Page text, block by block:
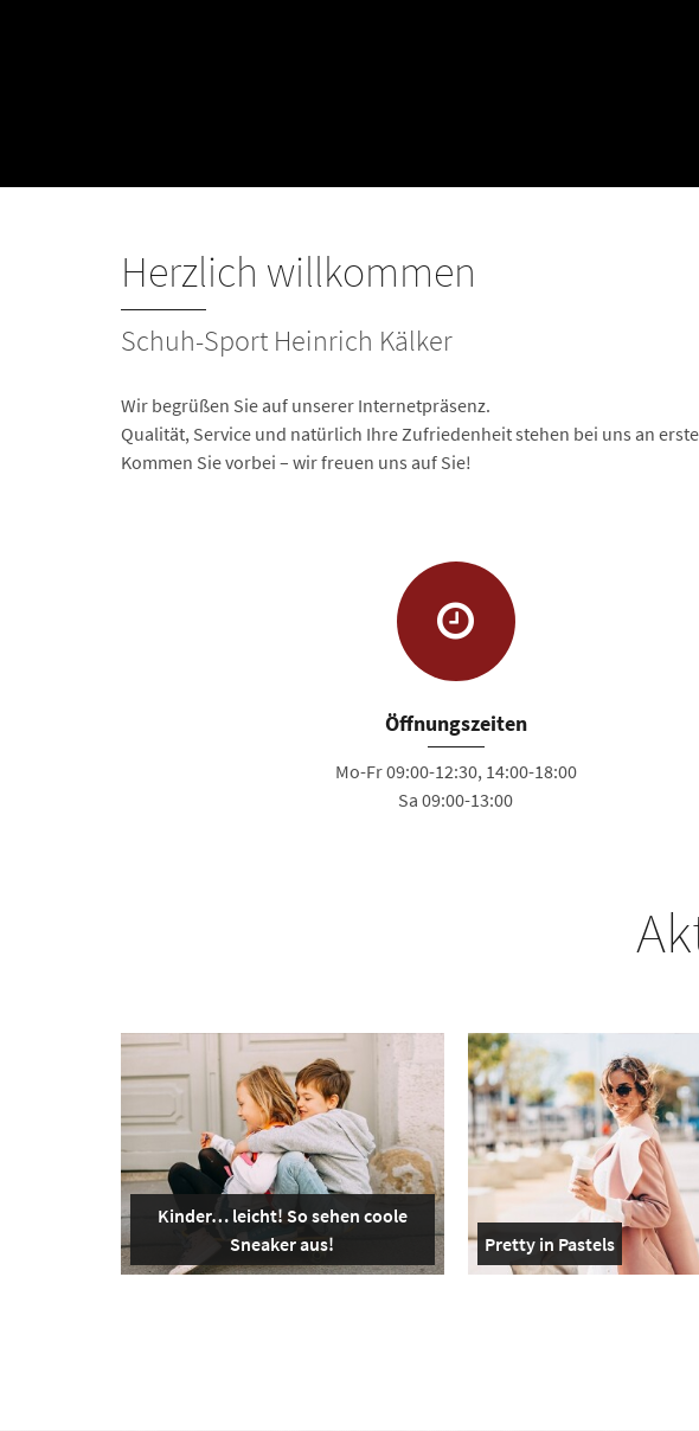
Herzlich willkommen
Schuh-Sport Heinrich Kälker
Wir begrüßen Sie auf unserer Internetpräsenz.
Qualität, Service und natürlich Ihre Zufriedenheit stehen bei uns an
Kommen Sie vorbei – wir freuen uns auf Sie!
Öffnungszeiten
Mo-Fr 09:00-12:30, 14:00-18:00
Sa 09:00-13:00
Kinder… leicht! So sehen coole
Sneaker aus!
Pretty in Pastels